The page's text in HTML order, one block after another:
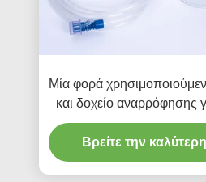
Μία φορά
και δοχείο αναρρόφησης
χρήση
Βρείτε την